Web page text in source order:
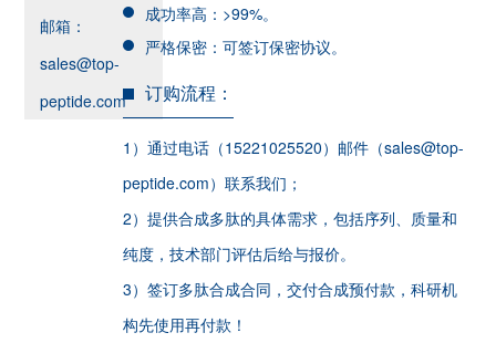
邮箱：
sales@top-
peptide.com
成功率高：>99%。
严格保密：可签订保密协议。
订购流程：
1）通过电话（15221025520）邮件（sales@top-
peptide.com）联系我们；
2）提供合成多肽的具体需求，包括序列、质量和
纯度，技术部门评估后给与报价。
3）签订多肽合成合同，交付合成预付款，科研机
构先使用再付款！